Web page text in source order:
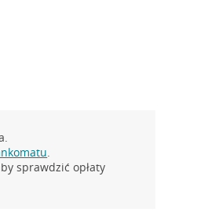
.
sprawdzić opłaty